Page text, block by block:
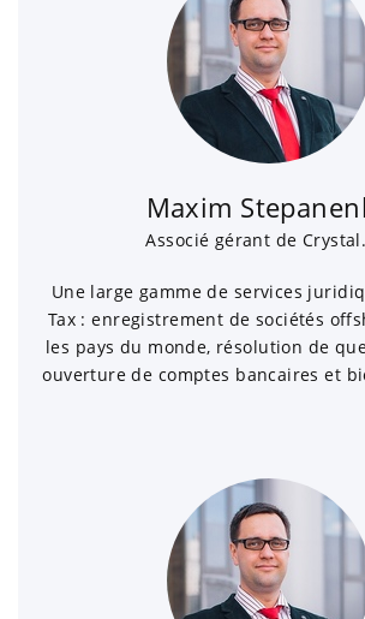
Maxim
Associé gérant de
Une large gamme de services
Tax : enregistrement de sociétés
les pays du monde, résolution de
ouverture de comptes bancaires et